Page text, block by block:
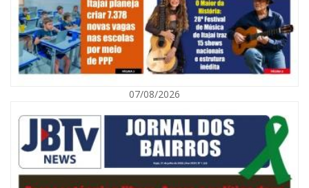
Município de Itajaí entrega títulos de propriedade a famílias da Itaipava
pelo Programa Lar Legal
CULTURA
07/08/2026